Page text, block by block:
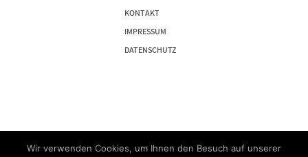
Wir verwenden Cookies, um Ihnen den Besuch auf unserer
KONTAKT
IMPRESSUM
DATENSCHUTZ